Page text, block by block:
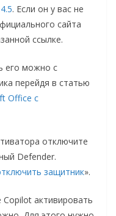
. Если он у вас не
сайта
ссылке.
его можно с
перейдя в статью
Office с
отключите
Defender.
защитник».
активировать